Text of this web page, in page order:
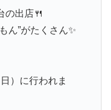
の出店🍴
ん”がたくさん✨
）に行われま